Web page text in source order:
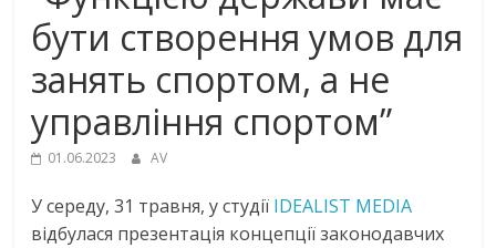
бути створення умов для
занять спортом, а не
управління спортом”
01.06.2023 AV
У середу, 31 травня, у студії IDEALIST MEDIA
відбулася презентація концепції законодавчих